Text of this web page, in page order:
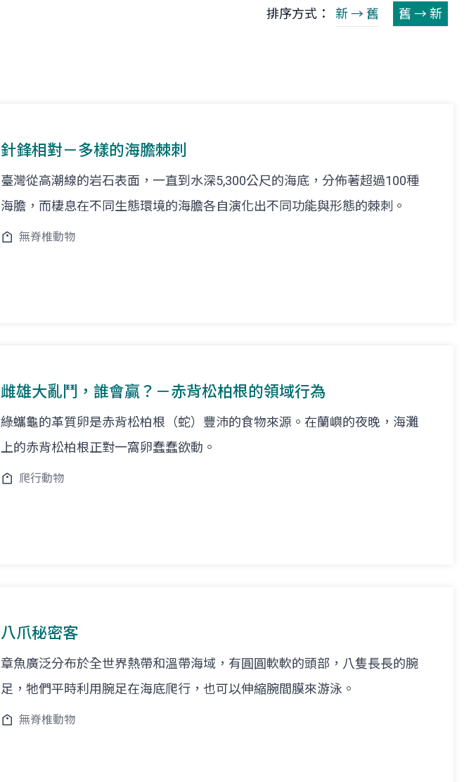
排序方式： 新 → 舊 舊 → 新
針鋒相對－多樣的海膽棘刺
臺灣從高潮線的岩石表面，一直到水深5,300公尺的海底，分佈著超過100種
海膽，而棲息在不同生態環境的海膽各自演化出不同功能與形態的棘刺。
無脊椎動物
雌雄大亂鬥，誰會贏？－赤背松柏根的領域行為
綠蠵龜的革質卵是赤背松柏根（蛇）豐沛的食物來源。在蘭嶼的夜晚，海灘
上的赤背松柏根正對一窩卵蠢蠢欲動。
爬行動物
八爪秘密客
章魚廣泛分布於全世界熱帶和溫帶海域，有圓圓軟軟的頭部，八隻長長的腕
足，牠們平時利用腕足在海底爬行，也可以伸縮腕間膜來游泳。
無脊椎動物